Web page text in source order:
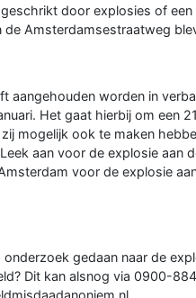
door explosies of
de Amsterdamsestraatweg
aangehouden worden in
Het gaat hierbij om een
mogelijk ook te maken
aan voor de explosie aan
voor de explosie
gedaan naar de
Dit kan alsnog via 0900-